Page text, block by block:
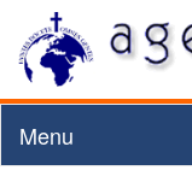
Menu